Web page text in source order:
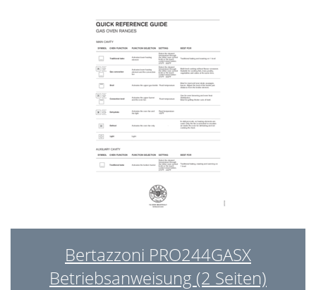
Bertazzoni PRO244GASX
Betriebsanweisung (2 Seiten)